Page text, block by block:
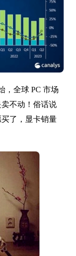
，全球 PC 市场
不动！俗话说
了，显卡销量